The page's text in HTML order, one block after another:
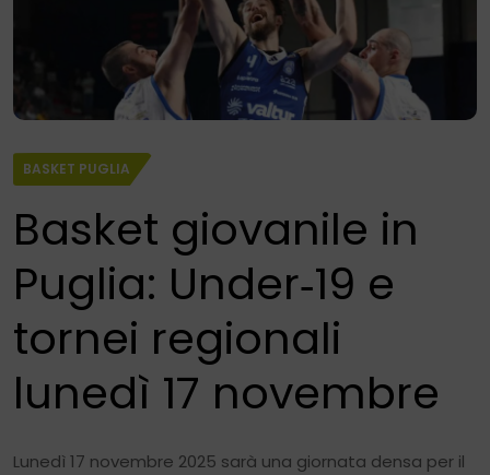
BASKET PUGLIA
Basket giovanile in
Puglia: Under‑19 e
tornei regionali
lunedì 17 novembre
Lunedì 17 novembre 2025 sarà una giornata densa per il